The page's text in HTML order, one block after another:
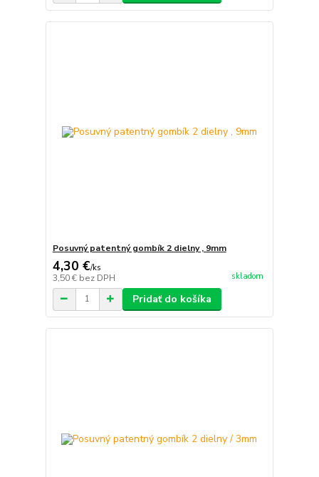
Posuvný patentný gombík 2 dielny , 9mm
4,30 €/ks
3,50 € bez DPH skladom
Pridať do košíka